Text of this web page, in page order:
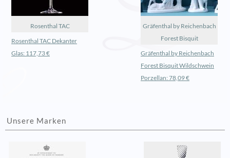
Rosenthal TAC
Rosenthal TAC Dekanter
Glas: 117,73 €
Gräfenthal by Reichenbach
Forest Bisquit
Gräfenthal by Reichenbach
Forest Bisquit Wildschwein
Porzellan: 78,09 €
Unsere Marken